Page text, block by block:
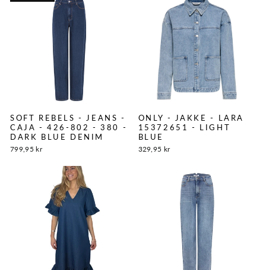
SOFT REBELS - JEANS -
CAJA - 426-802 - 380 -
DARK BLUE DENIM
799,95 kr
ONLY - JAKKE - LARA
15372651 - LIGHT
BLUE
329,95 kr